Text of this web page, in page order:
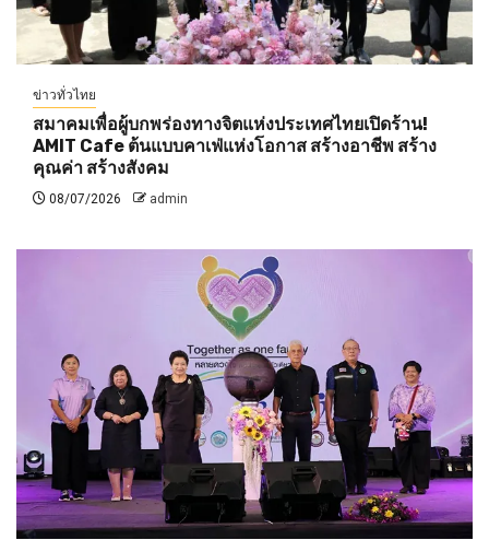
ข่าวทั่วไทย
สมาคมเพื่อผู้บกพร่องทางจิตแห่งประเทศไทยเปิดร้าน!
AMIT Cafe ต้นแบบคาเฟ่แห่งโอกาส สร้างอาชีพ สร้าง
คุณค่า สร้างสังคม
08/07/2026 admin